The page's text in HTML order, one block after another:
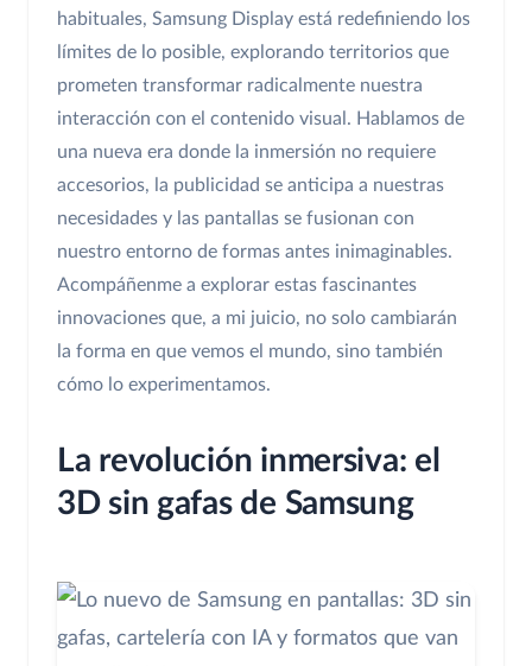
habituales, Samsung Display está redefiniendo los
límites de lo posible, explorando territorios que
prometen transformar radicalmente nuestra
interacción con el contenido visual. Hablamos de
una nueva era donde la inmersión no requiere
accesorios, la publicidad se anticipa a nuestras
necesidades y las pantallas se fusionan con
nuestro entorno de formas antes inimaginables.
Acompáñenme a explorar estas fascinantes
innovaciones que, a mi juicio, no solo cambiarán
la forma en que vemos el mundo, sino también
cómo lo experimentamos.
La revolución inmersiva: el
3D sin gafas de Samsung